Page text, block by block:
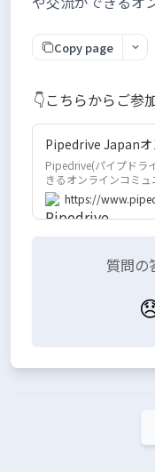
Copy page
👇こちらからご参
Pipedrive Japanオ
Pipedrive(パイプドラ
きるオンラインコミュ
https://
質問の